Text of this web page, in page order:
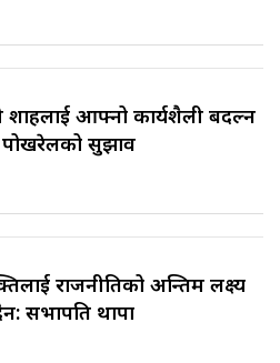
शाहलाई आफ्नो कार्यशैली बदल्न
सुझाव
राजनीतिको अन्तिम लक्ष्य
सभापति थापा